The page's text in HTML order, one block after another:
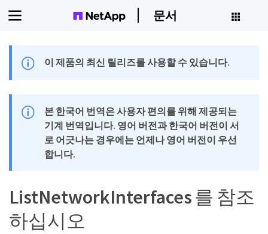
문서
이 제품의 최신 릴리즈를 사용할 수 있습니다.
본 한국어 번역은 사용자 편의를 위해 제공되는
기계 번역입니다. 영어 버전과 한국어 버전이 서
로 어긋나는 경우에는 언제나 영어 버전이 우선
합니다.
ListNetworkInterfaces 를 참조
하십시오